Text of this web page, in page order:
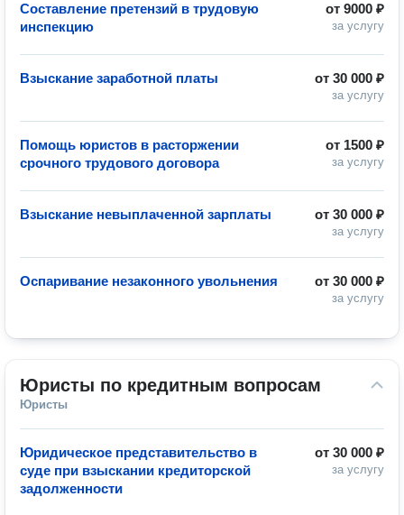
от 9000 ₽
за услугу
Составление претензий в трудовую
инспекцию
от 30 000 ₽
за услугу
Взыскание заработной платы
от 1500 ₽
за услугу
Помощь юристов в расторжении
срочного трудового договора
от 30 000 ₽
за услугу
Взыскание невыплаченной зарплаты
от 30 000 ₽
за услугу
Оспаривание незаконного увольнения
Юристы по кредитным вопросам
Юристы
от 30 000 ₽
за услугу
Юридическое представительство в
суде при взыскании кредиторской
задолженности